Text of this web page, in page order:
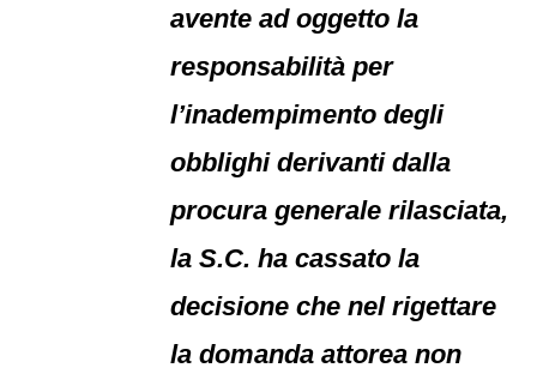
avente ad oggetto la
responsabilità per
l’inadempimento degli
obblighi derivanti dalla
procura generale rilasciata,
la S.C. ha cassato la
decisione che nel rigettare
la domanda attorea non